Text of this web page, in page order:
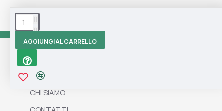
AGGIUNGI AL CARRELLO
Tag: Marisa
Informazioni
CHI SIAMO